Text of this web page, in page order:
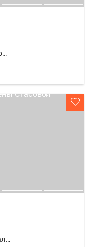
гараж/парк.место
универсальное неж.пом.